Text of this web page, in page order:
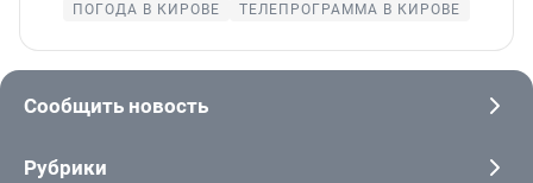
ПОГОДА В КИРОВЕ
ТЕЛЕПРОГРАММА В КИРОВЕ
Сообщить новость
Рубрики